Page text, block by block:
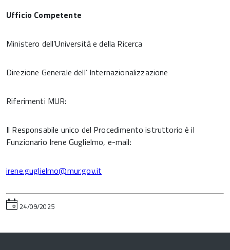
Ufficio Competente
Ministero dell’Università e della Ricerca
Direzione Generale dell’ Internazionalizzazione
Riferimenti MUR:
Il Responsabile unico del Procedimento istruttorio è il
Funzionario Irene Guglielmo, e-mail:
irene.guglielmo@mur.gov.it
24/09/2025